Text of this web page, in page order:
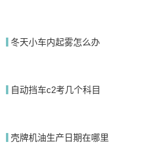
冬天小车内起雾怎么办
自动挡车c2考几个科目
壳牌机油生产日期在哪里